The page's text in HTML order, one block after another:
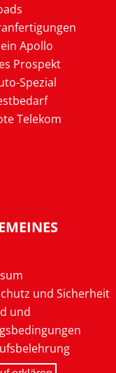
Apollo
Prospekt
Spezial
Telekom
und Sicherheit
und